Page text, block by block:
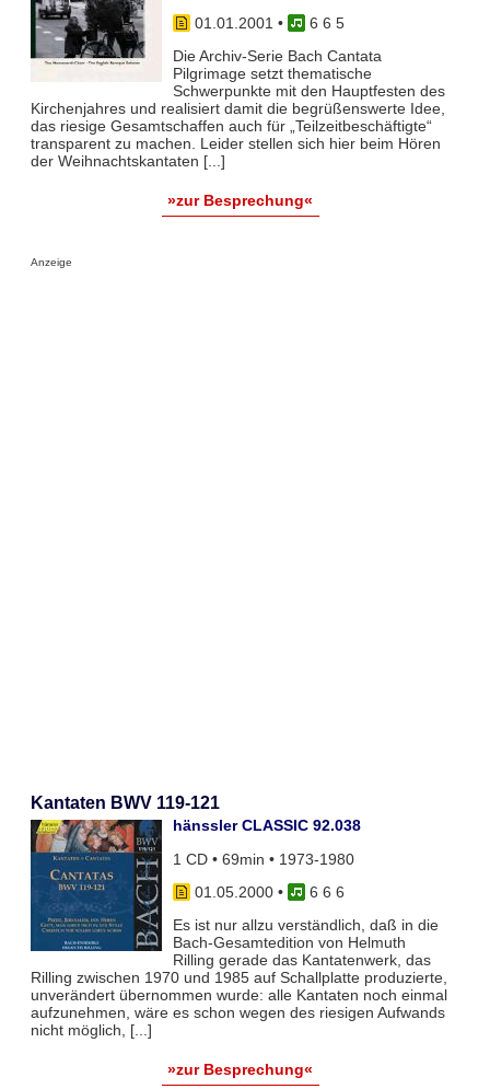
01.01.2001 •
6 6 5
Die Archiv-Serie Bach Cantata
Pilgrimage setzt thematische
Schwerpunkte mit den Hauptfesten des
Kirchenjahres und realisiert damit die begrüßenswerte Idee,
das riesige Gesamtschaffen auch für „Teilzeitbeschäftigte“
transparent zu machen. Leider stellen sich hier beim Hören
der Weihnachtskantaten [...]
»zur Besprechung«
Anzeige
Kantaten BWV 119-121
hänssler CLASSIC 92.038
1 CD • 69min • 1973-1980
01.05.2000•
6 6 6
Es ist nur allzu verständlich, daß in die
Bach-Gesamtedition von Helmuth
Rilling gerade das Kantatenwerk, das
Rilling zwischen 1970 und 1985 auf Schallplatte produzierte,
unverändert übernommen wurde: alle Kantaten noch einmal
aufzunehmen, wäre es schon wegen des riesigen Aufwands
nicht möglich, [...]
»zur Besprechung«